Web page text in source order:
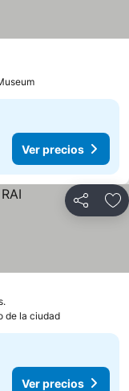
Ver precios
Compartir
de la ciudad
Ver precios